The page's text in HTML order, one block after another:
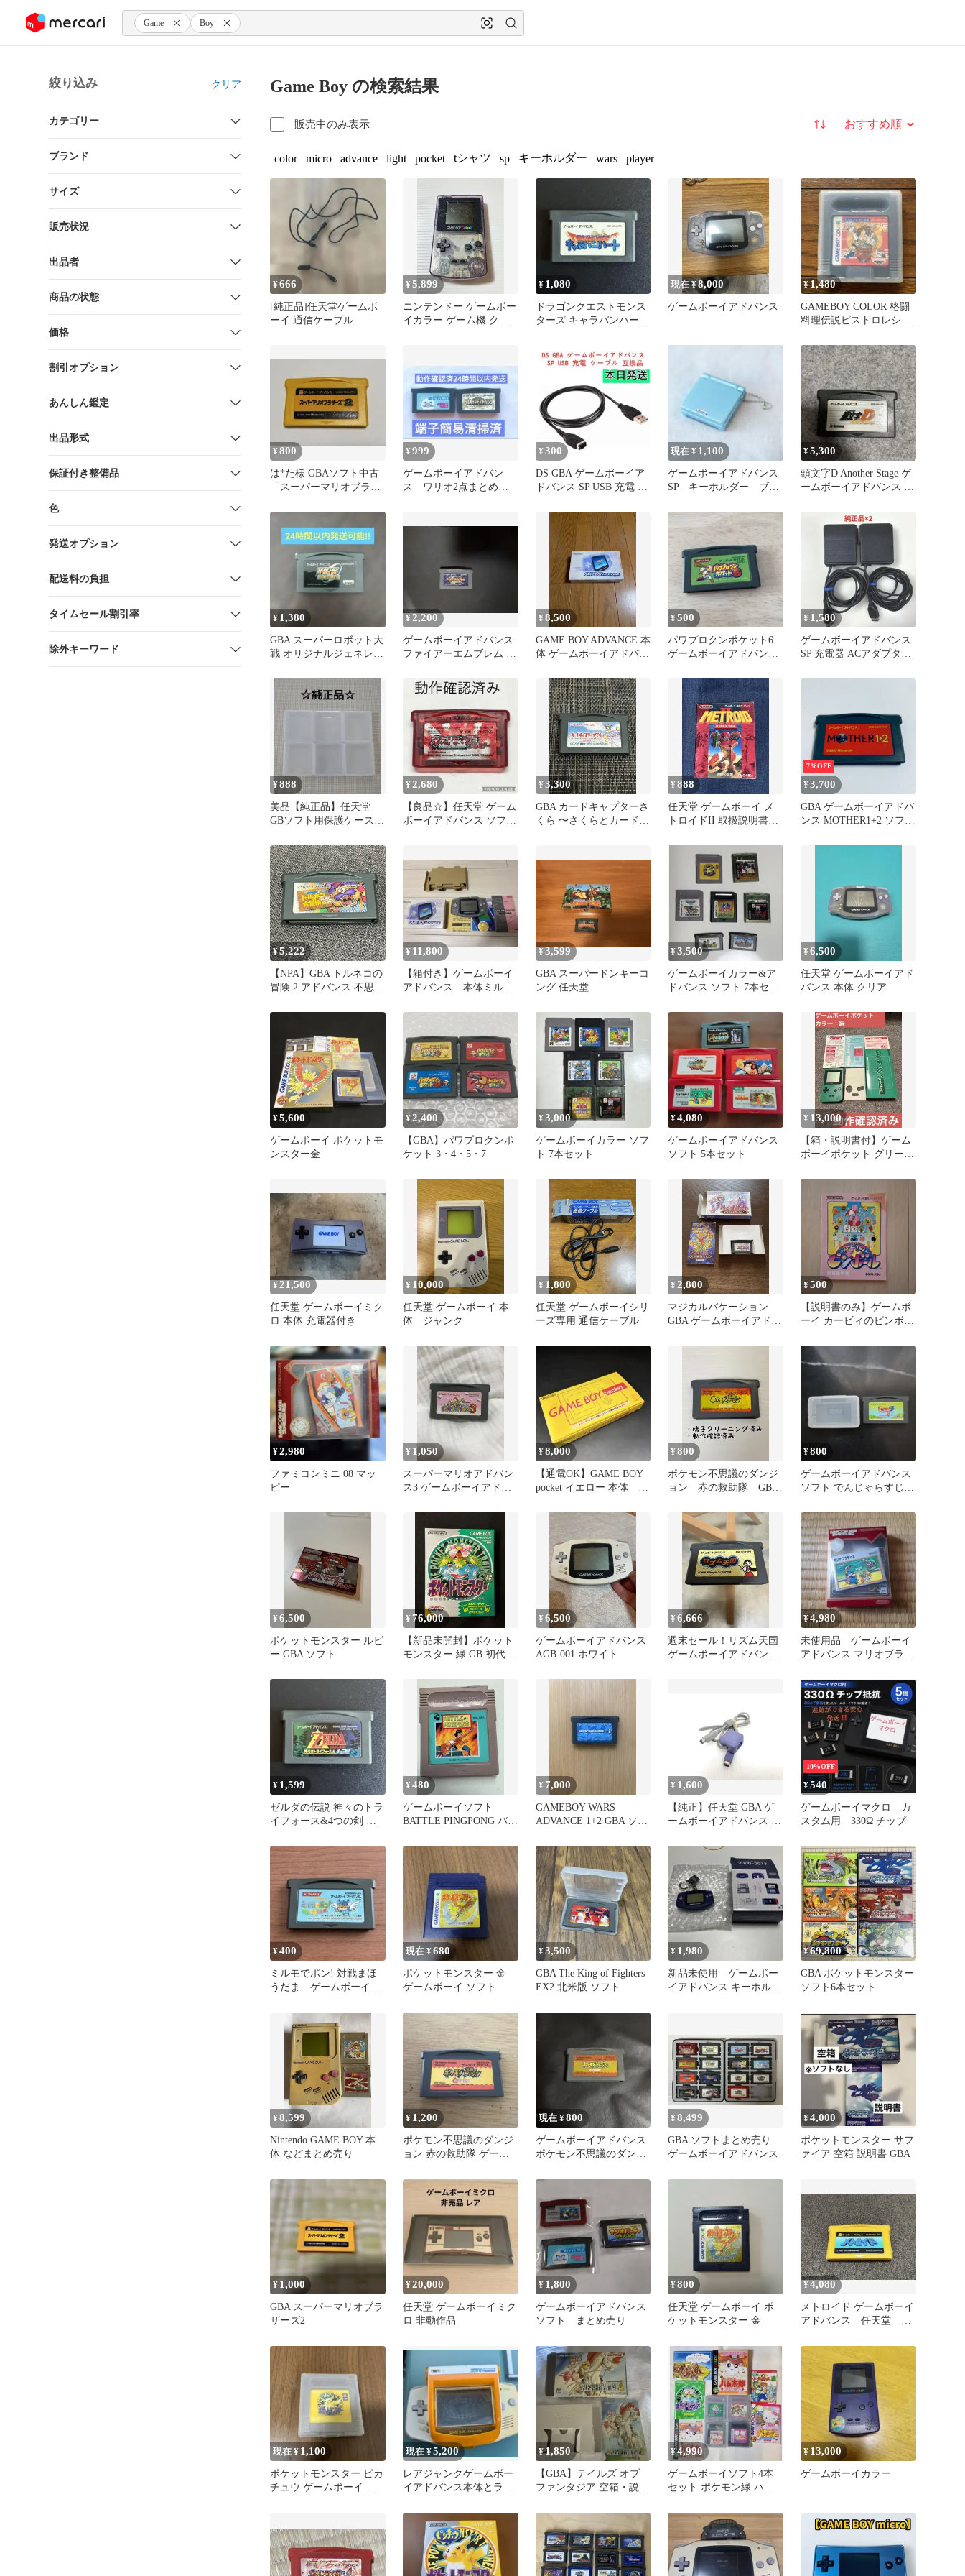
ツにスキップ Game Boy
絞り込み クリア
カテゴリー
ブランド
サイズ
販売状況
出品者
商品の状態
価格
割引オプション
あんしん鑑定
出品形式
保証付き整備品
色
発送オプション
配送料の負担
タイムセール割引率
除外キーワード
Game Boy の検索結果
販売中のみ表示 並び替え
color micro advance light pocket tシャツ sp キーホルダー wars player
¥666
[純正品]任天堂ゲームボ
ーイ 通信ケーブル
¥5,899
ニンテンドー ゲームボー
イカラー ゲーム機 クリ
¥ 1,080
ドラゴンクエストモンス
ターズ キャラバンハート
現在 ¥8,000
ゲームボーイアドバンス
¥1,480
GAMEBOY COLOR 格闘
料理伝説ビストロレシピ
¥800
は*た様 GBAソフト中古
「スーパーマリオブラザ
リオ2
¥999
ゲームボーイアドバン
ス ワリオ2点まとめ売
¥ 300
DS GBA ゲームボーイア
ドバンス SP USB 充電 ケ
現在 ¥ 1,100
ゲームボーイアドバンス
SP キーホルダー ブル
¥5,300
頭文字D Another Stage ゲ
ームボーイアドバンス 動
¥ 1,380
GBA スーパーロボット大
戦 オリジナルジェネレー
¥ 2,200
ゲームボーイアドバンス
ファイアーエムブレム 烈
¥8,500
GAME BOY ADVANCE 本
体 ゲームボーイアドバン
¥500
パワプロクンポケット6
ゲームボーイアドバンス
¥ 1,580
ゲームボーイアドバンス
SP 充電器 ACアダプター
¥888
美品【純正品】任天堂
GBソフト用保護ケース 6
¥2,680
【良品☆】任天堂 ゲーム
ボーイアドバンス ソフト
¥3,300
GBA カードキャプターさ
くら 〜さくらとカードと
¥888
任天堂 ゲームボーイ メ
トロイドII 取扱説明書の
7%OFF
¥3,700
GBA ゲームボーイアドバ
ンス MOTHER1+2 ソフト
¥5,222
【NPA】GBA トルネコの
冒険 2 アドバンス 不思議
¥ 11,800
【箱付き】ゲームボーイ
アドバンス 本体ミルキ
作確認済
¥3,599
GBA スーパードンキーコ
ング 任天堂
¥3,500
ゲームボーイカラー&ア
ドバンス ソフト 7本セッ
¥6,500
任天堂 ゲームボーイアド
バンス 本体 クリア
¥5,600
ゲームボーイ ポケットモ
ンスター金
¥2,400
【GBA】パワプロクンポ
ケット 3・4・5・7
¥3,000
ゲームボーイカラー ソフ
ト 7本セット
¥4,080
ゲームボーイアドバンス
ソフト 5本セット
¥ 13,000
【箱・説明書付】ゲーム
ボーイポケット グリーン
¥21,500
任天堂 ゲームボーイミク
ロ 本体 充電器付き
¥ 10,000
任天堂 ゲームボーイ 本
体 ジャンク
¥ 1,800
任天堂 ゲームボーイシリ
ーズ専用 通信ケーブル
¥ 2,800
マジカルバケーション
GBA ゲームボーイアドバ
¥500
​【説明書のみ】ゲームボ
ーイ カービィのピンボー
¥2,980
ファミコンミニ 08 マッ
ピー
¥ 1,050
スーパーマリオアドバン
ス3 ゲームボーイアドバ
¥8,000
【通電OK】GAME BOY
pocket イエロー 本体 ジ
¥800
ポケモン不思議のダンジ
ョン 赤の救助隊 GBA
¥800
ゲームボーイアドバンス
ソフト でんじゃらすじー
¥6,500
ポケットモンスター ルビ
ー GBA ソフト
¥ 76,000
【新品未開封】ポケット
モンスター 緑 GB 初代
¥6,500
ゲームボーイアドバンス
AGB-001 ホワイト
¥6,666
週末セール！リズム天国
ゲームボーイアドバンス
¥4,980
未使用品 ゲームボーイ
アドバンス マリオブラザ
¥ 1,599
ゼルダの伝説 神々のトラ
イフォース&4つの剣 ア
¥480
ゲームボーイソフト
BATTLE PINGPONG バト
¥ 7,000
GAMEBOY WARS
ADVANCE 1+2 GBA ソフ
¥ 1,600
【純正】任天堂 GBA ゲ
ームボーイアドバンス 専
10%OFF
¥540
ゲームボーイマクロ カ
スタム用 330Ω チップ
¥400
ミルモでポン! 対戦まほ
うだま ゲームボーイア
現在 ¥680
ポケットモンスター 金
ゲームボーイ ソフト
¥3,500
GBA The King of Fighters
EX2 北米版 ソフト
¥ 1,980
新品未使用 ゲームボー
イアドバンス キーホルダ
¥69,800
GBA ポケットモンスター
ソフト6本セット
¥8,599
Nintendo GAME BOY 本
体 などまとめ売り
¥ 1,200
ポケモン不思議のダンジ
ョン 赤の救助隊 ゲーム
現在 ¥800
ゲームボーイアドバンス
ポケモン不思議のダンジ
ケモン
¥8,499
GBA ソフトまとめ売り
ゲームボーイアドバンス
¥4,000
ポケットモンスター サフ
ァイア 空箱 説明書 GBA
¥ 1,000
GBA スーパーマリオブラ
ザーズ2
¥20,000
任天堂 ゲームボーイミク
ロ 非動作品
¥ 1,800
ゲームボーイアドバンス
ソフト まとめ売り
¥800
任天堂 ゲームボーイ ポ
ケットモンスター 金
¥4,080
メトロイド ゲームボーイ
アドバンス 任天堂
現在 ¥ 1,100
ポケットモンスター ピカ
チュウ ゲームボーイ ソ
現在 ¥5,200
レアジャンクゲームボー
イアドバンス本体とライ
¥1,850
【GBA】テイルズ オブ
ファンタジア 空箱・説明
¥4,990
ゲームボーイソフト4本
セット ポケモン緑 ハム
¥ 13,000
ゲームボーイカラー